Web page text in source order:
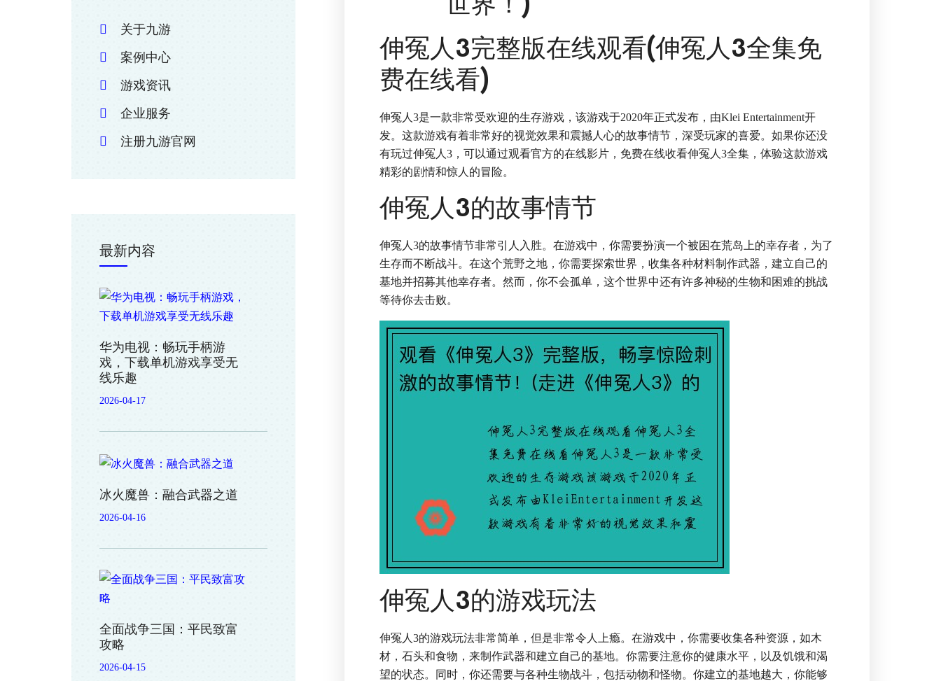
伸冤人3完整版在线观看(伸冤人3全集免
费在线看)
伸冤人3是一款非常受欢迎的生存游戏，该游戏于2020年正式发布，由Klei Entertainment开
发。这款游戏有着非常好的视觉效果和震撼人心的故事情节，深受玩家的喜爱。如果你还没
有玩过伸冤人3，可以通过观看官方的在线影片，免费在线收看伸冤人3全集，体验这款游戏
精彩的剧情和惊人的冒险。
伸冤人3的故事情节
伸冤人3的故事情节非常引人入胜。在游戏中，你需要扮演一个被困在荒岛上的幸存者，为了
生存而不断战斗。在这个荒野之地，你需要探索世界，收集各种材料制作武器，建立自己的
基地并招募其他幸存者。然而，你不会孤单，这个世界中还有许多神秘的生物和困难的挑战
等待你去击败。
伸冤人3的游戏玩法
伸冤人3的游戏玩法非常简单，但是非常令人上瘾。在游戏中，你需要收集各种资源，如木
材，石头和食物，来制作武器和建立自己的基地。你需要注意你的健康水平，以及饥饿和渴
望的状态。同时，你还需要与各种生物战斗，包括动物和怪物。你建立的基地越大，你能够
关于九游
案例中心
游戏资讯
企业服务
注册九游官网
最新内容
华为电视：畅玩手柄游
戏，下载单机游戏享受无
线乐趣
2026-04-17
冰火魔兽：融合武器之道
2026-04-16
全面战争三国：平民致富
攻略
2026-04-15